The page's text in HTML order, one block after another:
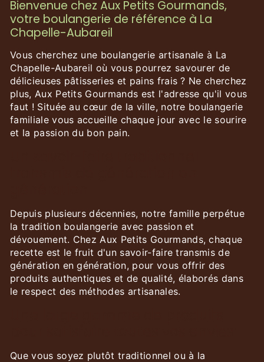
Bienvenue chez Aux Petits Gourmands,
votre boulangerie de référence à La
Chapelle-Aubareil
Vous cherchez une boulangerie artisanale à La
Chapelle-Aubareil où vous pourrez savourer de
délicieuses pâtisseries et pains frais ? Ne cherchez
plus, Aux Petits Gourmands est l'adresse qu'il vous
faut ! Située au cœur de la ville, notre boulangerie
familiale vous accueille chaque jour avec le sourire
et la passion du bon pain.
Depuis plusieurs décennies, notre famille perpétue
la tradition boulangerie avec passion et
dévouement. Chez Aux Petits Gourmands, chaque
recette est le fruit d'un savoir-faire transmis de
génération en génération, pour vous offrir des
produits authentiques et de qualité, élaborés dans
le respect des méthodes artisanales.
Que vous soyez plutôt traditionnel ou à la